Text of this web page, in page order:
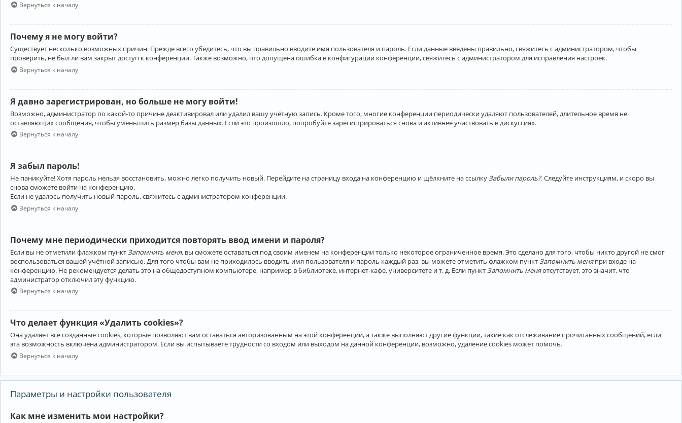
Вернуться к началу
Почему я не могу войти?
Существует несколько возможных причин. Прежде всего убедитесь, что вы правильно вводите имя пользователя и пароль. Если данные введены правильно, свяжитесь с администратором, чтобы
проверить, не был ли вам закрыт доступ к конференции. Также возможно, что допущена ошибка в конфигурации конференции, свяжитесь с администратором для исправления настроек.
Вернуться к началу
Я давно зарегистрирован, но больше не могу войти!
Возможно, администратор по какой-то причине деактивировал или удалил вашу учётную запись. Кроме того, многие конференции периодически удаляют пользователей, длительное время не
оставляющих сообщения, чтобы уменьшить размер базы данных. Если это произошло, попробуйте зарегистрироваться снова и активнее участвовать в дискуссиях.
Вернуться к началу
Я забыл пароль!
Не паникуйте! Хотя пароль нельзя восстановить, можно легко получить новый. Перейдите на страницу входа на конференцию и щёлкните на ссылкуЗабыли пароль?. Следуйте инструкциям, и скоро вы
снова сможете войти на конференцию.
Если не удалось получить новый пароль, свяжитесь с администратором конференции.
Вернуться к началу
Почему мне периодически приходится повторять ввод имени и пароля?
Если вы не отметили флажком пункт Запомнить меня, вы сможете оставаться под своим именем на конференции только некоторое ограниченное время. Это сделано для того, чтобы никто другой не смог
воспользоваться вашей учётной записью. Для того чтобы вам не приходилось вводить имя пользователя и пароль каждый раз, вы можете отметить флажком пункт Запомнить меняпри входе на
конференцию. Не рекомендуется делать это на общедоступном компьютере, например в библиотеке, интернет-кафе, университете и т. д. Если пункт Запомнить меняотсутствует, это значит, что
администратор отключил эту функцию.
Вернуться к началу
Что делает функция «Удалить cookies»?
Она удаляет все созданные cookies, которые позволяют вам оставаться авторизованным на этой конференции, а также выполняют другие функции, такие как отслеживание прочитанных сообщений, если
эта возможность включена администратором. Если вы испытываете трудности со входом или выходом на данной конференции, возможно, удаление cookies может помочь.
Вернуться к началу
Параметры и настройки пользователя
Как мне изменить мои настройки?